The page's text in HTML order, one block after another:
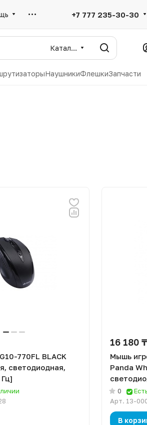
+7 777 235-30-30
Каталог
НаушникиФлешкиЗапчасти
770FL BLACK
светодиодная,
16 180 ₸
Мышь
Panda
0
Арт. 13-
В